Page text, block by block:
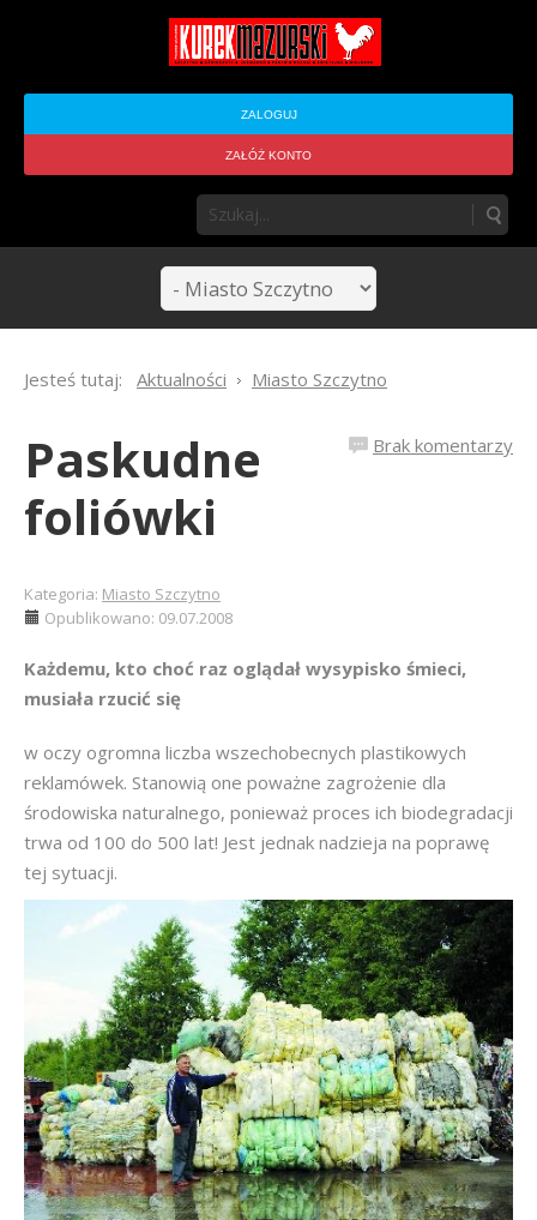
ZALOGUJ
ZAŁÓŻ KONTO
Jesteś tutaj: Aktualności Miasto Szczytno
Brak komentarzy
Paskudne
foliówki
Kategoria: Miasto Szczytno
Opublikowano: 09.07.2008
Każdemu, kto choć raz oglądał wysypisko śmieci,
musiała rzucić się
w oczy ogromna liczba wszechobecnych plastikowych
reklamówek. Stanowią one poważne zagrożenie dla
środowiska naturalnego, ponieważ proces ich biodegradacji
trwa od 100 do 500 lat! Jest jednak nadzieja na poprawę
tej sytuacji.